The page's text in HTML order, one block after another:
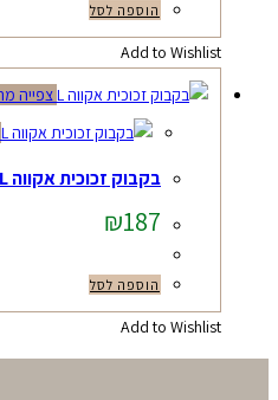
הוספה לסל
Add to Wishlist
צפייה
בקבוק זכוכית אקווה L
₪187
הוספה לסל
Add to Wishlist